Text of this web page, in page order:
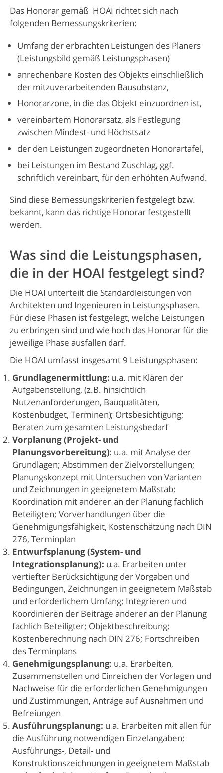
Das Honorar gemäß HOAI richtet sich nach
folgenden Bemessungskriterien:
Umfang der erbrachten Leistungen des Planers
(Leistungsbild gemäß Leistungsphasen)
anrechenbare Kosten des Objekts einschließlich
der mitzuverarbeitenden Bausubstanz,
Honorarzone, in die das Objekt einzuordnen ist,
vereinbartem Honorarsatz, als Festlegung
zwischen Mindest- und Höchstsatz
der den Leistungen zugeordneten Honorartafel,
bei Leistungen im Bestand Zuschlag, ggf.
schriftlich vereinbart, für den erhöhten Aufwand.
Sind diese Bemessungskriterien festgelegt bzw.
bekannt, kann das richtige Honorar festgestellt
werden.
Was sind die Leistungsphasen,
die in der HOAI festgelegt sind?
Die HOAI unterteilt die Standardleistungen von
Architekten und Ingenieuren in Leistungsphasen.
Für diese Phasen ist festgelegt, welche Leistungen
zu erbringen sind und wie hoch das Honorar für die
jeweilige Phase ausfallen darf.
Die HOAI umfasst insgesamt 9 Leistungsphasen:
Grundlagenermittlung: u.a. mit Klären der
Aufgabenstellung, (z.B. hinsichtlich
Nutzenanforderungen, Bauqualitäten,
Kostenbudget, Terminen); Ortsbesichtigung;
Beraten zum gesamten Leistungsbedarf
Vorplanung (Projekt- und
Planungsvorbereitung): u.a. mit Analyse der
Grundlagen; Abstimmen der Zielvorstellungen;
Planungskonzept mit Untersuchen von Varianten
und Zeichnungen in geeignetem Maßstab;
Koordination mit anderen an der Planung fachlich
Beteiligten; Vorverhandlungen über die
Genehmigungsfähigkeit, Kostenschätzung nach DIN
276, Terminplan
Entwurfsplanung (System- und
Integrationsplanung): u.a. Erarbeiten unter
vertiefter Berücksichtigung der Vorgaben und
Bedingungen, Zeichnungen in geeignetem Maßstab
und erforderlichem Umfang; Integrieren und
Koordinieren der Beiträge anderer an der Planung
fachlich Beteiligter; Objektbeschreibung;
Kostenberechnung nach DIN 276; Fortschreiben
des Terminplans
Genehmigungsplanung: u.a. Erarbeiten,
Zusammenstellen und Einreichen der Vorlagen und
Nachweise für die erforderlichen Genehmigungen
und Zustimmungen, Anträge auf Ausnahmen und
Befreiungen
Ausführungsplanung: u.a. Erarbeiten mit allen für
die Ausführung notwendigen Einzelangaben;
Ausführungs-, Detail- und
Konstruktionszeichnungen in geeignetem Maßstab